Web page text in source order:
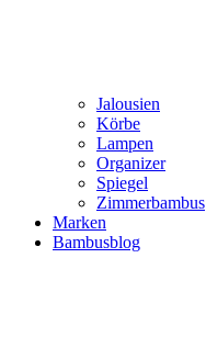
Jalousien
Körbe
Lampen
Organizer
Spiegel
Zimmerbambus
Marken
Bambusblog